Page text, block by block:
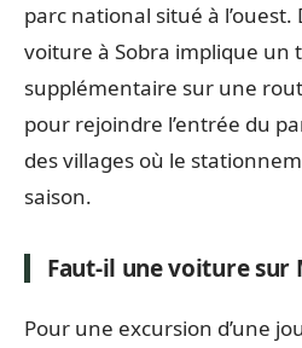
parc national situé à
voiture à Sobra implique un
supplémentaire sur une
pour rejoindre l’entrée du
des villages où le
saison.
Faut-il une voiture sur
Pour une excursion d’une